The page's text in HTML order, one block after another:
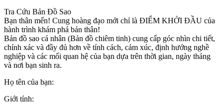
Tra Cứu Bản Đồ Sao
Bạn thân mến! Cung hoàng đạo mới chỉ là ĐIỂM KHỞI ĐẦU của
hành trình khám phá bản thân!
Bản đồ sao cá nhân (Bản đồ chiêm tinh) cung cấp góc nhìn chi tiết,
chính xác và đầy đủ hơn về tính cách, cảm xúc, định hướng nghề
nghiệp và các mối quan hệ của bạn dựa trên thời gian, ngày tháng
và nơi bạn sinh ra.
Họ tên của bạn:
Giới tính: